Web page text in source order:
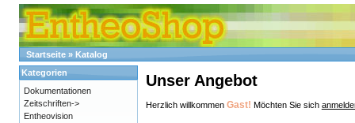
Startseite» Katalog
Unser Angebot
Herzlich willkommen Gast! Möchten Sie sich
Kategorien
Dokumentationen
Zeitschriften->
Entheovision